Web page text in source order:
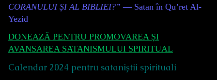
CORANULUI ȘI AL BIBLIEI?” — Satan în Qu’ret Al-
Yezid
DONEAZĂ PENTRU PROMOVAREA ȘI
AVANSAREA SATANISMULUI SPIRITUAL
Calendar 2024 pentru sataniștii spirituali